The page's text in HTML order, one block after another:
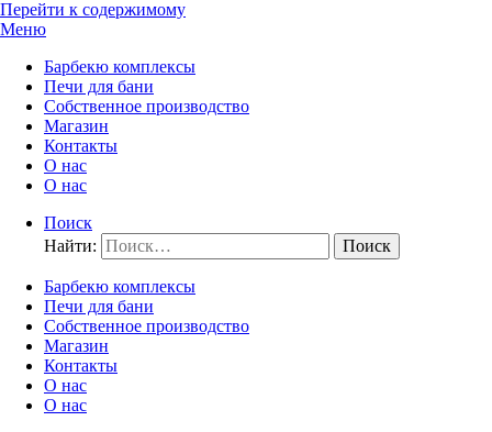
Перейти к содержимому
Меню
Барбекю комплексы
Печи для бани
Собственное производство
Магазин
Контакты
О нас
О нас
Поиск
Найти:
Барбекю комплексы
Печи для бани
Собственное производство
Магазин
Контакты
О нас
О нас